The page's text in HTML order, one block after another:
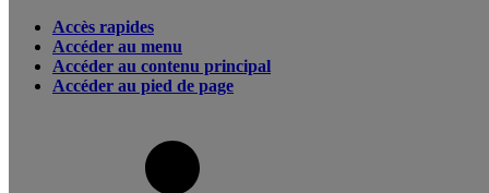
Accès rapides
Accéder au menu
Accéder au contenu principal
Accéder au pied de page